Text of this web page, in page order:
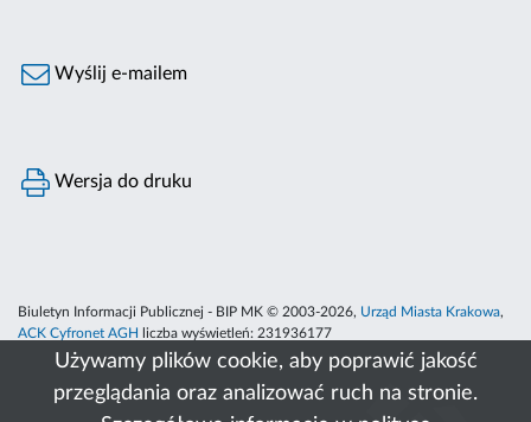
Używamy plików cookie, aby poprawić jakość
przeglądania oraz analizować ruch na stronie.
Wyślij e-mailem
Wersja do druku
Biuletyn Informacji Publicznej - BIP MK © 2003-2026, Urząd Miasta Krakowa,
ACK Cyfronet AGH
liczba wyświetleń: 231936177